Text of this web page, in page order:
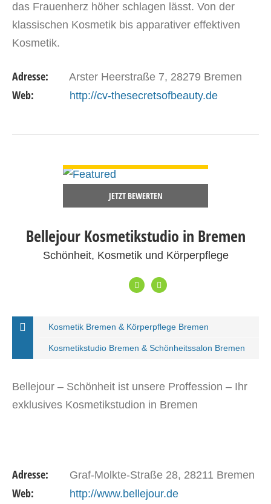
das Frauenherz höher schlagen lässt. Von der
klassischen Kosmetik bis apparativer effektiven
Kosmetik.
Adresse: Arster Heerstraße 7, 28279 Bremen
Web: http://cv-thesecretsofbeauty.de
JETZT BEWERTEN
Bellejour Kosmetikstudio in Bremen
Schönheit, Kosmetik und Körperpflege
Kosmetik Bremen & Körperpflege Bremen
Kosmetikstudio Bremen & Schönheitssalon Bremen
Bellejour – Schönheit ist unsere Proffession – Ihr
exklusives Kosmetikstudion in Bremen
Adresse: Graf-Molkte-Straße 28, 28211 Bremen
Web: http://www.bellejour.de